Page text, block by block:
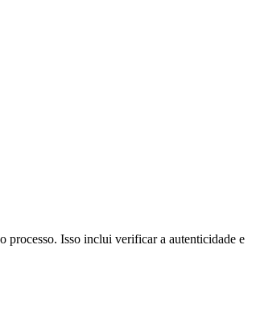
processo. Isso inclui verificar a autenticidade e